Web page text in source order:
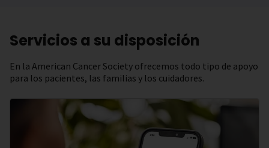
Servicios a su disposición
En la American Cancer Society ofrecemos todo tipo de apoyo
para los pacientes, las familias y los cuidadores.